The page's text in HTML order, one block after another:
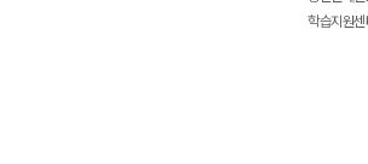
학습지원